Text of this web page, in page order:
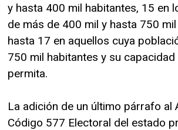
y hasta 400 mil habitantes, 15 en
de más de 400 mil y hasta 750
hasta 17 en aquellos cuya
750 mil habitantes y su
permita.
La adición de un último párrafo al
Código 577 Electoral del estado